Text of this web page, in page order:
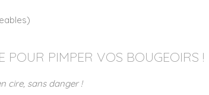
POUR PIMPER VOS BOUGEOIRS !
cire, sans danger !